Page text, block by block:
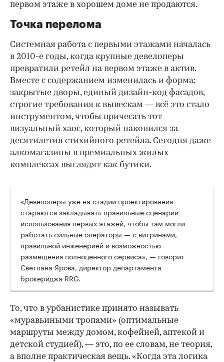
первом этаже в хорошем доме не продаются.
Точка перелома
Системная работа с первыми этажами началась
в 2010-е годы, когда крупные девелоперы
превратили ретейл на первом этаже в актив.
Вместе с содержанием изменилась и форма:
закрытые дворы, единый дизайн-код фасадов,
строгие требования к вывескам — всё это стало
инструментом, чтобы причесать тот
визуальный хаос, который накопился за
десятилетия стихийного ретейла. Сегодня даже
алкомагазины в премиальных жилых
комплексах выглядят как бутики.
00:00
«Девелоперы уже на стадии проектирования
стараются закладывать правильные сценарии
использования первых этажей, чтобы там могли
работать сильные операторы — с витринами,
правильной инженерией и возможностью
размещения полноценного сервиса», — говорит
Светлана Ярова, директор департамента
брокериджа RRG.
То, что в урбанистике принято называть
«муравьиными тропами» (оптимальные
маршруты между домом, кофейней, аптекой и
детской студией), — это, по ее словам, не теория,
а вполне практическая вещь. «Когда эта логика